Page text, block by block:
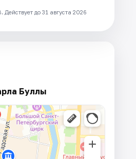
Действует до 31 августа 2026
Буллы